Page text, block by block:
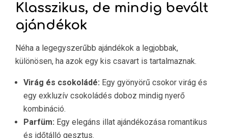
Klasszikus, de mindig bevált
ajándékok
Néha a legegyszerűbb ajándékok a legjobbak,
különösen, ha azok egy kis csavart is tartalmaznak.
Virág és csokoládé: Egy gyönyörű csokor virág és
egy exkluzív csokoládés doboz mindig nyerő
kombináció.
Parfüm: Egy elegáns illat ajándékozása romantikus
és időtálló gesztus.